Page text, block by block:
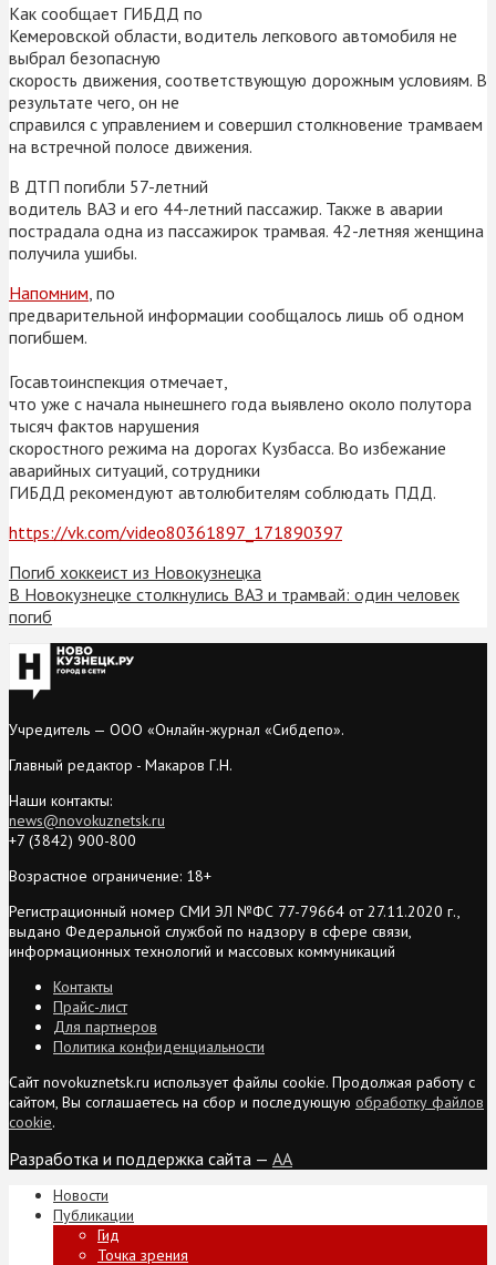
Как сообщает ГИБДД по
Кемеровской области, водитель легкового автомобиля не
выбрал безопасную
скорость движения, соответствующую дорожным условиям. В
результате чего, он не
справился с управлением и совершил столкновение трамваем
на встречной полосе движения.
В ДТП погибли 57-летний
водитель ВАЗ и его 44-летний пассажир. Также в аварии
пострадала одна из пассажирок трамвая. 42-летняя женщина
получила ушибы.
Напомним , по
предварительной информации сообщалось лишь об одном
погибшем.
Госавтоинспекция отмечает,
что уже с начала нынешнего года выявлено около полутора
тысяч фактов нарушения
скоростного режима на дорогах Кузбасса. Во избежание
аварийных ситуаций, сотрудники
ГИБДД рекомендуют автолюбителям соблюдать ПДД.
https://vk.com/video80361897_171890397
Погиб хоккеист из Новокузнецка
В Новокузнецке столкнулись ВАЗ и трамвай: один человек
погиб
Учредитель — ООО «Онлайн-журнал «Сибдепо».
Главный редактор - Макаров Г.Н.
Наши контакты:
news@novokuznetsk.ru
+7 (3842) 900-800
Возрастное ограничение: 18+
Регистрационный номер СМИ ЭЛ №ФС 77-79664 от 27.11.2020 г.,
выдано Федеральной службой по надзору в сфере связи,
информационных технологий и массовых коммуникаций
Контакты
Прайс-лист
Для партнеров
Политика конфиденциальности
Сайт novokuznetsk.ru использует файлы cookie. Продолжая работу с
сайтом, Вы соглашаетесь на сбор и последующую обработку файлов
cookie.
Разработка и поддержка сайта — AA
Новости
Публикации
Гид
Точка зрения